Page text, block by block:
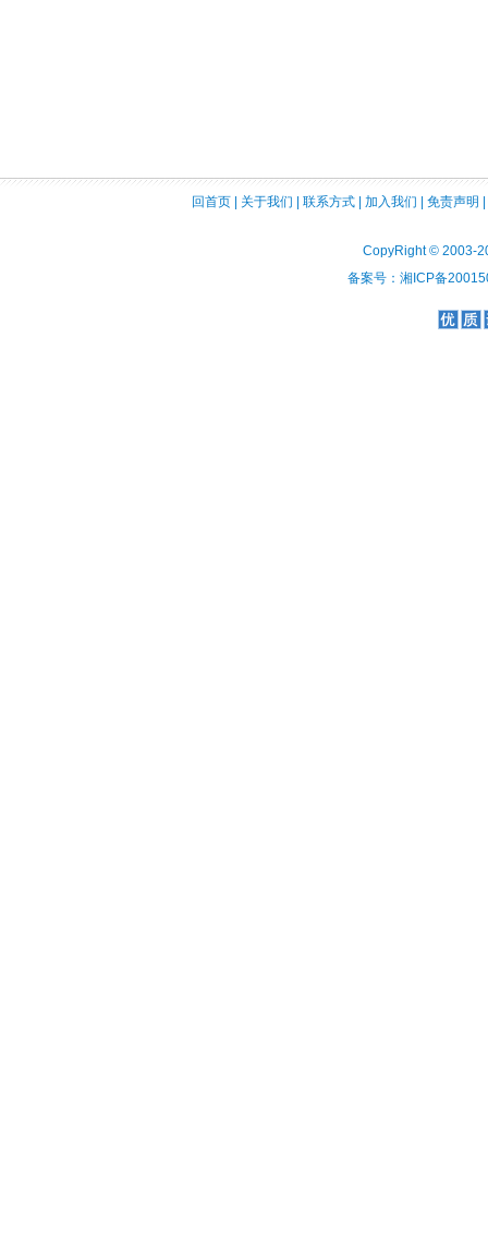
回首页| 关于我们 联系方式| 加入我们 免责声明
CopyRight © 2003-
备案号：湘ICP备